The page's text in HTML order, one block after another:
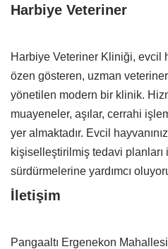
Harbiye Veteriner
Harbiye Veteriner Kliniği, evcil
özen gösteren, uzman
yönetilen modern bir klinik.
muayeneler, aşılar, cerrahi
yer almaktadır. Evcil
kişiselleştirilmiş tedavi planları
sürdürmelerine yardımcı
İletişim
Pangaaltı Ergenekon